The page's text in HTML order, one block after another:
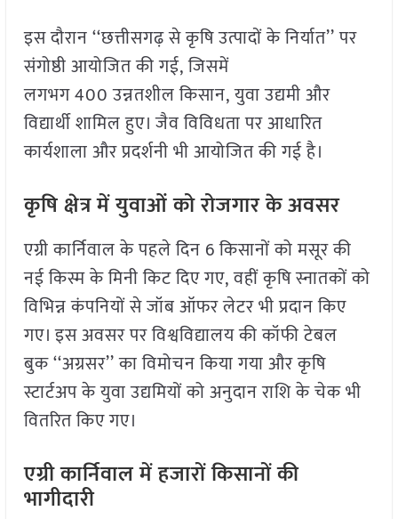
इस दौरान ‘‘छत्तीसगढ़ से कृषि उत्पादों के निर्यात’’ पर
संगोष्ठी आयोजित की गई, जिसमें
लगभग 400 उन्नतशील किसान, युवा उद्यमी और
विद्यार्थी शामिल हुए। जैव विविधता पर आधारित
कार्यशाला और प्रदर्शनी भी आयोजित की गई है।
कृषि क्षेत्र में युवाओं को रोजगार के अवसर
एग्री कार्निवाल के पहले दिन 6 किसानों को मसूर की
नई किस्म के मिनी किट दिए गए, वहीं कृषि स्नातकों को
विभिन्न कंपनियों से जॉब ऑफर लेटर भी प्रदान किए
गए। इस अवसर पर विश्वविद्यालय की कॉफी टेबल
बुक ‘‘अग्रसर’’ का विमोचन किया गया और कृषि
स्टार्टअप के युवा उद्यमियों को अनुदान राशि के चेक भी
वितरित किए गए।
एग्री कार्निवाल में हजारों किसानों की
भागीदारी